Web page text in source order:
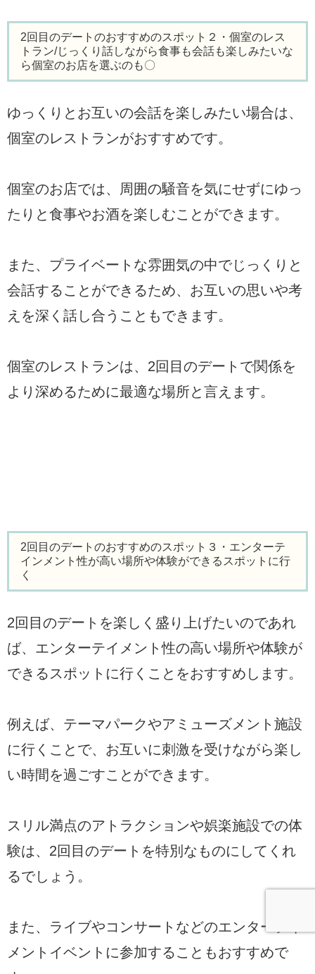
2回目のデートのおすすめのスポット２・個室のレス
トラン/じっくり話しながら食事も会話も楽しみたいな
ら個室のお店を選ぶのも〇
ゆっくりとお互いの会話を楽しみたい場合は、
個室のレストランがおすすめです。
個室のお店では、周囲の騒音を気にせずにゆっ
たりと食事やお酒を楽しむことができます。
また、プライベートな雰囲気の中でじっくりと
会話することができるため、お互いの思いや考
えを深く話し合うこともできます。
個室のレストランは、2回目のデートで関係を
より深めるために最適な場所と言えます。
2回目のデートのおすすめのスポット３・エンターテ
インメント性が高い場所や体験ができるスポットに行
く
2回目のデートを楽しく盛り上げたいのであれ
ば、エンターテイメント性の高い場所や体験が
できるスポットに行くことをおすすめします。
例えば、テーマパークやアミューズメント施設
に行くことで、お互いに刺激を受けながら楽し
い時間を過ごすことができます。
スリル満点のアトラクションや娯楽施設での体
験は、2回目のデートを特別なものにしてくれ
るでしょう。
また、ライブやコンサートなどのエンターテイ
メントイベントに参加することもおすすめで